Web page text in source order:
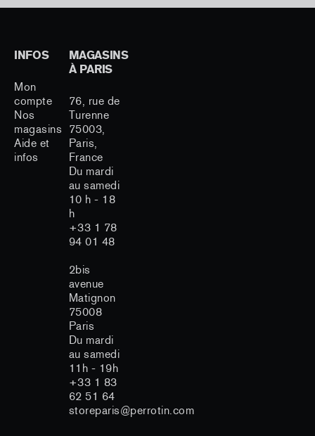
INFOS
Mon
compte
Nos
magasins
Aide et
infos
MAGASINS
À PARIS
76, rue de
Turenne
75003,
Paris,
France
Du mardi
au samedi
10 h - 18
h
+33 1 78
94 01 48
2bis
avenue
Matignon
75008
Paris
Du mardi
au samedi
11h - 19h
+33 1 83
62 51 64
storeparis@perrotin.com